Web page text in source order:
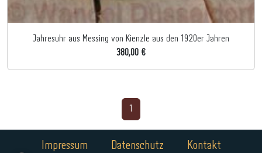
Jahresuhr aus Messing von Kienzle aus den 1920er Jahren
380,00 €
Impressum Datenschutz Kontakt